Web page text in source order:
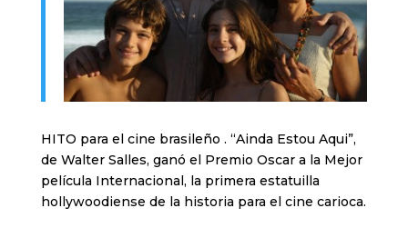
HITO para el cine brasileño . “Ainda Estou Aqui”,
de Walter Salles, ganó el Premio Oscar a la Mejor
película Internacional, la primera estatuilla
hollywoodiense de la historia para el cine carioca.